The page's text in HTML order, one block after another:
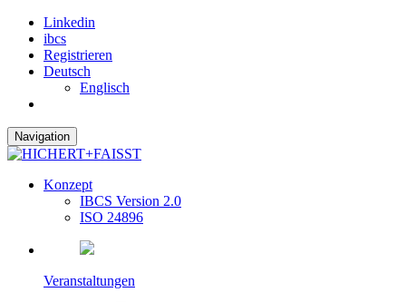
Linkedin
ibcs
Registrieren
Deutsch
Englisch
Navigation
Konzept
IBCS Version 2.0
ISO 24896
Veranstaltungen